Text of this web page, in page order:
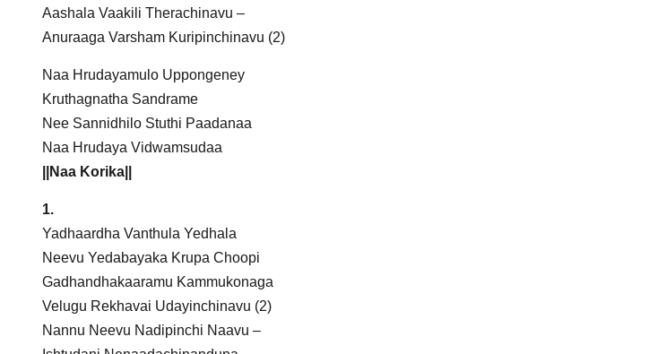
Aashala Vaakili Therachinavu –
Anuraaga Varsham Kuripinchinavu (2)
Naa Hrudayamulo Uppongeney
Kruthagnatha Sandrame
Nee Sannidhilo Stuthi Paadanaa
Naa Hrudaya Vidwamsudaa
||Naa Korika||
1.
Yadhaardha Vanthula Yedhala
Neevu Yedabayaka Krupa Choopi
Gadhandhakaaramu Kammukonaga
Velugu Rekhavai Udayinchinavu (2)
Nannu Neevu Nadipinchi Naavu –